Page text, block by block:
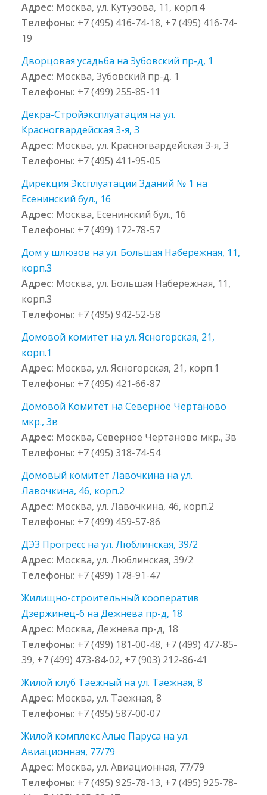
Адрес: Москва, ул. Кутузова, 11, корп.4
Телефоны: +7 (495) 416-74-18, +7 (495) 416-74-
19
Дворцовая усадьба на Зубовский пр-д, 1
Адрес: Москва, Зубовский пр-д, 1
Телефоны: +7 (499) 255-85-11
Декра-Стройэксплуатация на ул.
Красногвардейская 3-я, 3
Адрес: Москва, ул. Красногвардейская 3-я, 3
Телефоны: +7 (495) 411-95-05
Дирекция Эксплуатации Зданий № 1 на
Есенинский бул., 16
Адрес: Москва, Есенинский бул., 16
Телефоны: +7 (499) 172-78-57
Дом у шлюзов на ул. Большая Набережная, 11,
корп.3
Адрес: Москва, ул. Большая Набережная, 11,
корп.3
Телефоны: +7 (495) 942-52-58
Домовой комитет на ул. Ясногорская, 21,
корп.1
Адрес: Москва, ул. Ясногорская, 21, корп.1
Телефоны: +7 (495) 421-66-87
Домовой Комитет на Северное Чертаново
мкр., 3в
Адрес: Москва, Северное Чертаново мкр., 3в
Телефоны: +7 (495) 318-74-54
Домовый комитет Лавочкина на ул.
Лавочкина, 46, корп.2
Адрес: Москва, ул. Лавочкина, 46, корп.2
Телефоны: +7 (499) 459-57-86
ДЭЗ Прогресс на ул. Люблинская, 39/2
Адрес: Москва, ул. Люблинская, 39/2
Телефоны: +7 (499) 178-91-47
Жилищно-строительный кооператив
Дзержинец-6 на Дежнева пр-д, 18
Адрес: Москва, Дежнева пр-д, 18
Телефоны: +7 (499) 181-00-48, +7 (499) 477-85-
39, +7 (499) 473-84-02, +7 (903) 212-86-41
Жилой клуб Таежный на ул. Таежная, 8
Адрес: Москва, ул. Таежная, 8
Телефоны: +7 (495) 587-00-07
Жилой комплекс Алые Паруса на ул.
Авиационная, 77/79
Адрес: Москва, ул. Авиационная, 77/79
Телефоны: +7 (495) 925-78-13, +7 (495) 925-78-